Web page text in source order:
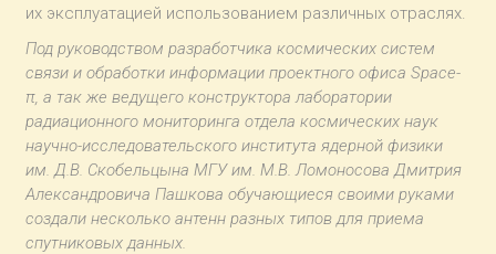
их эксплуатацией использованием различных отраслях.
Под руководством разработчика космических систем
связи и обработки информации проектного офиса Space-
π, а так же ведущего конструктора лаборатории
радиационного мониторинга отдела космических наук
научно-исследовательского института ядерной физики
им. Д.В. Скобельцына МГУ им. М.В. Ломоносова Дмитрия
Александровича Пашкова обучающиеся своими руками
создали несколько антенн разных типов для приема
спутниковых данных.